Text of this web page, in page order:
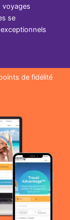
voyages
se
de fidélité